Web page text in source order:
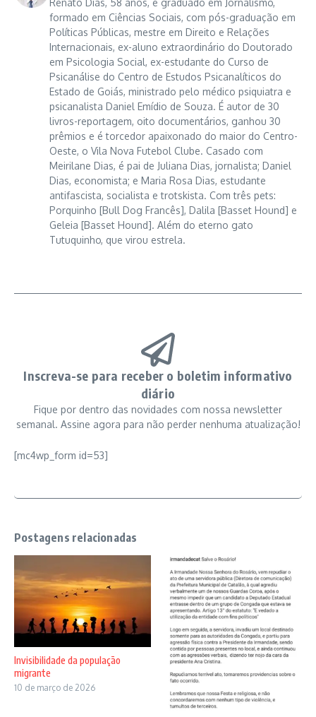
Renato Dias, 58 anos, é graduado em Jornalismo,
formado em Ciências Sociais, com pós-graduação em
Políticas Públicas, mestre em Direito e Relações
Internacionais, ex-aluno extraordinário do Doutorado
em Psicologia Social, ex-estudante do Curso de
Psicanálise do Centro de Estudos Psicanalíticos do
Estado de Goiás, ministrado pelo médico psiquiatra e
psicanalista Daniel Emídio de Souza. É autor de 30
livros-reportagem, oito documentários, ganhou 30
prêmios e é torcedor apaixonado do maior do Centro-
Oeste, o Vila Nova Futebol Clube. Casado com
Meirilane Dias, é pai de Juliana Dias, jornalista; Daniel
Dias, economista; e Maria Rosa Dias, estudante
antifascista, socialista e trotskista. Com três pets:
Porquinho [Bull Dog Francês], Dalila [Basset Hound] e
Geleia [Basset Hound]. Além do eterno gato
Tutuquinho, que virou estrela.
Inscreva-se para receber o boletim informativo
diário
Fique por dentro das novidades com nossa newsletter
semanal. Assine agora para não perder nenhuma atualização!
[mc4wp_form id=53]
Postagens relacionadas
Invisibilidade da população
migrante
10 de março de 2026